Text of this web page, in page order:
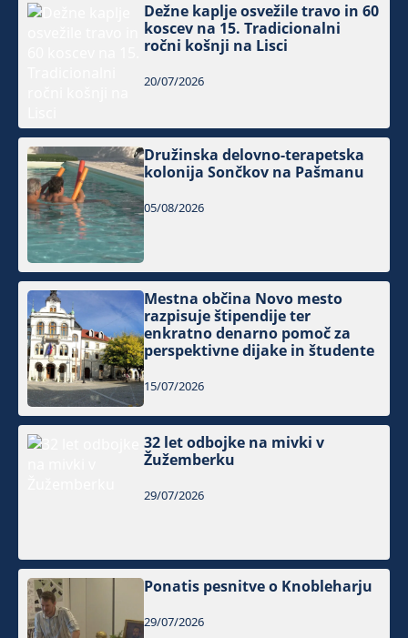
Dežne kaplje osvežile travo in 60
koscev na 15. Tradicionalni
ročni košnji na Lisci
20/07/2026
Družinska delovno-terapetska
kolonija Sončkov na Pašmanu
05/08/2026
Mestna občina Novo mesto
razpisuje štipendije ter
enkratno denarno pomoč za
perspektivne dijake in študente
15/07/2026
32 let odbojke na mivki v
Žužemberku
29/07/2026
Ponatis pesnitve o Knobleharju
29/07/2026